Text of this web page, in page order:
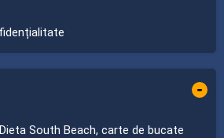
-
South Beach, carte de bucate